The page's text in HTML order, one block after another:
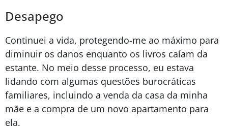
Desapego
Continuei a vida, protegendo-me ao máximo para
diminuir os danos enquanto os livros caíam da
estante. No meio desse processo, eu estava
lidando com algumas questões burocráticas
familiares, incluindo a venda da casa da minha
mãe e a compra de um novo apartamento para
ela.